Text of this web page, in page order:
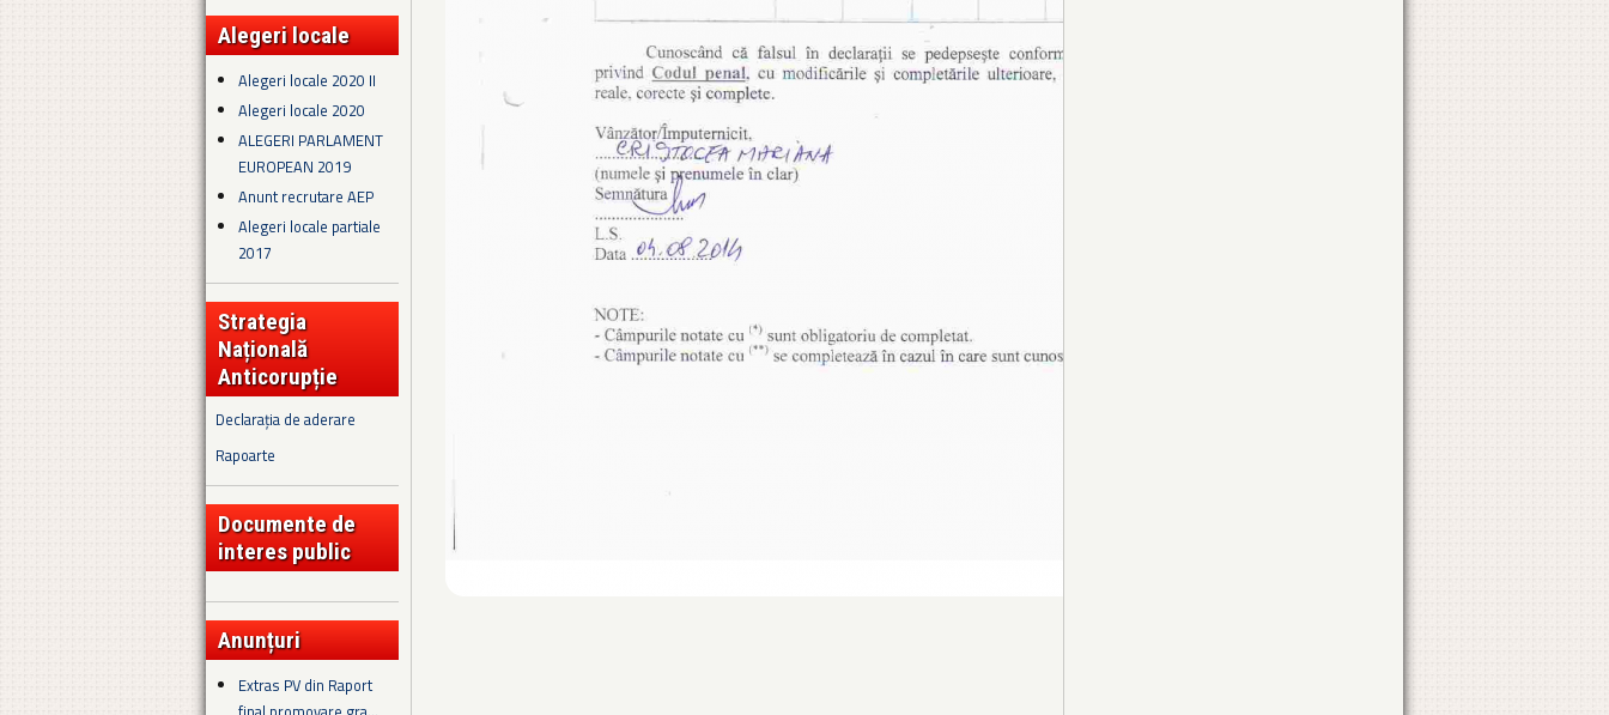
Alegeri locale
Alegeri locale 2020 II
Alegeri locale 2020
ALEGERI PARLAMENT
EUROPEAN 2019
Anunt recrutare AEP
Alegeri locale partiale
2017
Strategia
Națională
Anticorupție
Declarația de aderare
Rapoarte
Documente de
interes public
Anunțuri
Extras PV din Raport